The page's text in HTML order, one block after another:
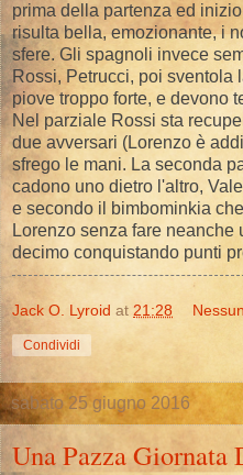
prima della partenza ed
risulta bella, emozionante, i
sfere. Gli spagnoli invece
Rossi, Petrucci, poi sventola
piove troppo forte, e devono
Nel parziale Rossi sta
due avversari (Lorenzo è
sfrego le mani. La seconda
cadono uno dietro l'altro,
e secondo il bimbominkia
Lorenzo senza fare
decimo conquistando punti
Jack O. Lyroid at 21:28
Condividi
sabato 25 giugno 2016
Una Pazza Giornata